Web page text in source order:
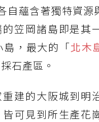
自蘊含著獨特資源
笠岡諸島即是其
島，最大的「北木
石產區。
建的大阪城到明
可見到所生產花